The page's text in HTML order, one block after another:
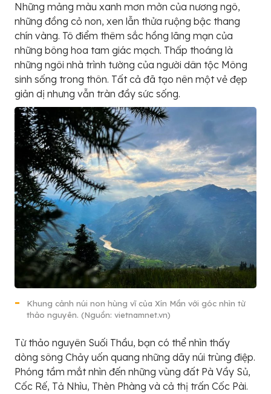
Những mảng màu xanh mơn mởn của nương ngô,
những đồng cỏ non, xen lẫn thửa ruộng bậc thang
chín vàng. Tô điểm thêm sắc hồng lãng mạn của
những bông hoa tam giác mạch. Thấp thoáng là
những ngôi nhà trình tường của người dân tộc Mông
sinh sống trong thôn. Tất cả đã tạo nên một vẻ đẹp
giản dị nhưng vẫn tràn đầy sức sống.
Khung cảnh núi non hùng vĩ của Xín Mần với góc nhìn từ
thảo nguyên. (Nguồn: vietnamnet.vn)
Từ thảo nguyên Suối Thầu, bạn có thể nhìn thấy
dòng sông Chảy uốn quang những dãy núi trùng điệp.
Phóng tầm mắt nhìn đến những vùng đất Pà Vầy Sủ,
Cốc Rế, Tả Nhìu, Thèn Phàng và cả thị trấn Cốc Pài.